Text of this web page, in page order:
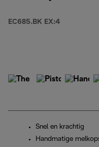
EC685.BK EX:4
Snel en krachtig
Handmatige